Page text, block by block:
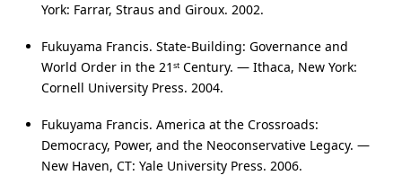
York: Farrar, Straus and Giroux. 2002.
Fukuyama Francis. State-Building: Governance and
World Order in the 21ˢᵗ Century. — Ithaca, New York:
Cornell University Press. 2004.
Fukuyama Francis. America at the Crossroads:
Democracy, Power, and the Neoconservative Legacy. —
New Haven, CT: Yale University Press. 2006.